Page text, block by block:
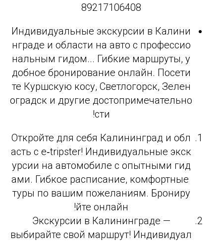
89217106408
Индивидуальные экскурсии в Калини
нграде и области на авто с профессио
нальным гидом... Гибкие маршруты, у
добное бронирование онлайн. Посети
те Куршскую косу, Светлогорск, Зелен
оградск и другие достопримечательно
сти!
Откройте для себя Калининград и обл
асть с e‑tripster! Индивидуальные экск
урсии на автомобиле с опытными гид
ами. Гибкое расписание, комфортные
туры по вашим пожеланиям. Брониру
йте онлайн!
Экскурсии в Калининграде —
выбирайте свой маршрут! Индивидуал